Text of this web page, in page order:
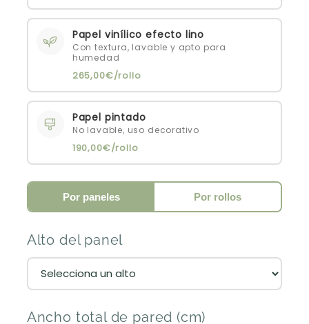
Papel vinílico efecto lino
Con textura, lavable y apto para
humedad
265,00€/rollo
Papel pintado
No lavable, uso decorativo
190,00€/rollo
Por paneles Por rollos
Alto del panel
Ancho total de pared (cm)